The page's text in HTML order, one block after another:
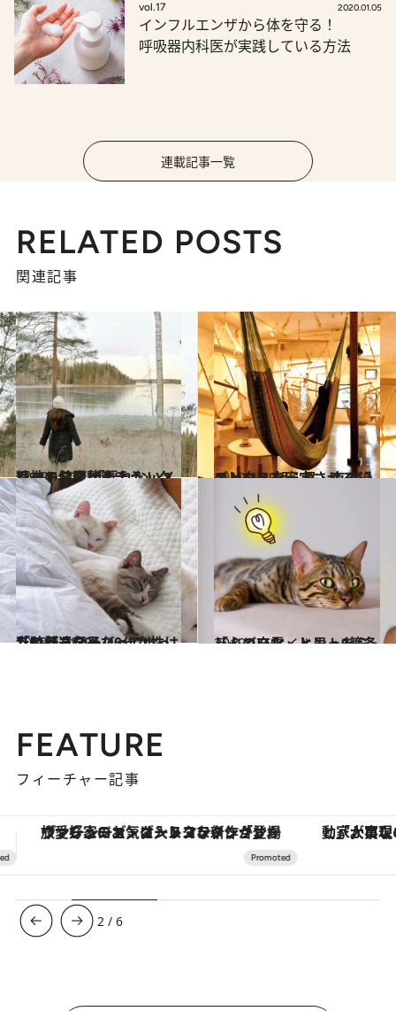
vol.17 2020.01.05
インフルエンザから体を守る！
呼吸器内科医が実践している方法
連載記事一覧
RELATED POSTS
関連記事
2019.1.23
精神の健康状態チェックシート公開 「揺れないメンタル」に整えよう
ライフスタイル 2019.1.29
メンタルを安定させる12のヒント 朝・昼・夜の過ごし方
ライフスタイル
2019.1.28
「時計遺伝子」っていったい何？ 30～40代女性は乱れがちなんだって！
ライフスタイル 2019.1.24
しんどいな、と思ったら 「心の充電」ヒント9箇条
ライフスタイル
FEATURE
フィーチャー記事
「大事なのは地域の意識を変えること」。ロレックス賞受賞の自然保護活動家が実現させたナイジェリアの自然環境の復活
3 /6